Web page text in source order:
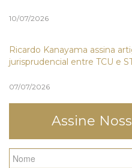
10/07/2026
Ricardo Kanayama assina
jurisprudencial entre TCU e
07/07/2026
Assine